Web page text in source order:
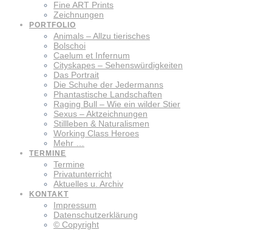
Fine ART Prints
Zeichnungen
PORTFOLIO
Animals – Allzu tierisches
Bolschoi
Caelum et Infernum
Cityskapes – Sehenswürdigkeiten
Das Portrait
Die Schuhe der Jedermanns
Phantastische Landschaften
Raging Bull – Wie ein wilder Stier
Sexus – Aktzeichnungen
Stillleben & Naturalismen
Working Class Heroes
Mehr …
TERMINE
Termine
Privatunterricht
Aktuelles u. Archiv
KONTAKT
Impressum
Datenschutzerklärung
© Copyright